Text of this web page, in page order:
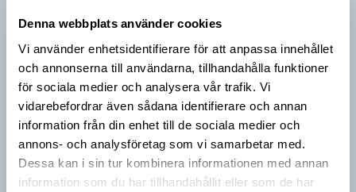
Denna webbplats använder cookies
Vi använder enhetsidentifierare för att anpassa innehållet
och annonserna till användarna, tillhandahålla funktioner
för sociala medier och analysera vår trafik. Vi
vidarebefordrar även sådana identifierare och annan
information från din enhet till de sociala medier och
annons- och analysföretag som vi samarbetar med.
Dessa kan i sin tur kombinera informationen med annan
information som du har tillhandahållit eller som de har
från företagen via en enkät som är öppen t o m 19
december.
Prenumerera på vårt nyhetsbrev
Vårt nyhetsbrev kommer ut 3-4 gånger i månaden och
riktar sig till alla med ett intresse för
livsmedelsföretagande och den svenska
livsmedelsbranschen. När du anmäler dig till vårt
nyhetsbrev godkänner du Livsmedelsföretagens
hantering av personuppgifter.